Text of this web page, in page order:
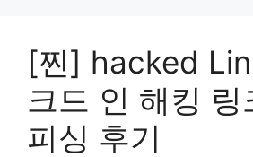
[찐] hacked
크드 인 해킹 링
피싱 후기